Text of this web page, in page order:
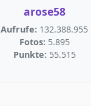
arose58
Aufrufe: 132.388.955
Fotos: 5.895
Punkte: 55.515